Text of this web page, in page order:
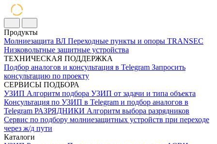
Продукты
Молниезащита ВЛ Переходные пункты и опоры TRANSEC
Низковольтные защитные устройства
ТЕХНИЧЕСКАЯ ПОДДЕРЖКА
Подбор аналогов и консультация в Telegram Запросить
консультацию по проекту
СЕРВИСЫ ПОДБОРА
УЗИП Алгоритм подбора УЗИП от задачи и типа объекта
Консультация по УЗИП в Telegram и подбор аналогов в
Telegram РАЗРЯДНИКИ Алгоритм выбора разрядников
Сервис по подбору молниезащитных устройств при переходе
через ж/д пути
Каталоги